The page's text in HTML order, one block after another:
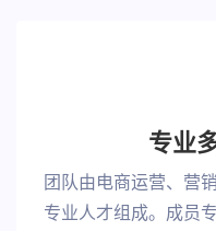
专业
团队由电商运营、营
专业人才组成。成员